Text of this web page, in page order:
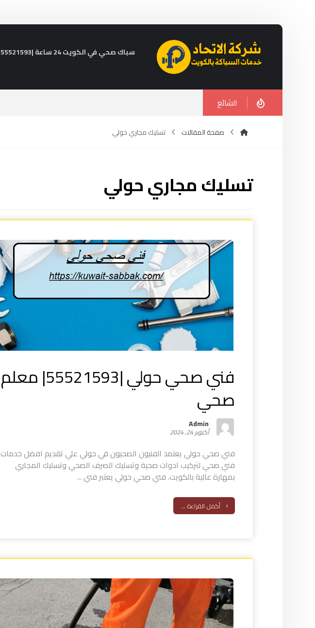
سباك صحي في الكويت 24 ساعة |55521593
الشائع
صفحة المقالات تسليك مجاري حولي
تسليك مجاري حولي
فني صحي حولي |55521593| معلم
صحي
Admin
أكتوبر 24, 2024
فني صحي حولي يعتمد الفنيون الصحيون في حولي علي تقديم افضل خدمات
فني صحي لتركيب ادوات صحية وتسليك الصرف الصحي وتسليك المجاري
بمهارة عالية بالكويت. فني صحي حولي يعتبر فني ...
أكمل القراءة ...